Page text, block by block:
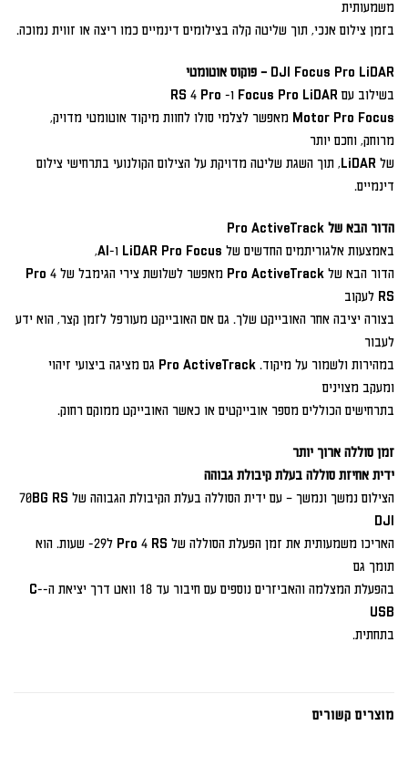
משמעותית
בזמן צילום אנכי, תוך שליטה קלה בצילומים דינמיים כמו ריצה או זווית נמוכה.
DJI Focus Pro LiDAR – פוקוס אוטומטי
בשילוב עם Focus Pro LiDAR ו- RS 4 Pro
Motor Pro Focus מאפשר לצלמי סולו לחוות מיקוד אוטומטי מדויק,
מרוחק, וחכם יותר
של LiDAR, תוך השגת שליטה מדויקת על הצילום הקולנועי בתרחישי צילום
דינמיים.
הדור הבא של Pro ActiveTrack
באמצעות אלגוריתמים החדשים של LiDAR Pro Focus ו-AI,
הדור הבא של Pro ActiveTrack מאפשר לשלושת צירי הגימבל של Pro 4
RS לעקוב
בצורה יציבה אחר האובייקט שלך. גם אם האובייקט מעורפל לזמן קצר, הוא ידע
לעבור
במהירות ולשמור על מיקוד. Pro ActiveTrack גם מציגה ביצועי זיהוי
ומעקב מצוינים
בתרחישים הכוללים מספר אובייקטים או כאשר האובייקט ממוקם רחוק.
זמן סוללה ארוך יותר
ידית אחיזת סוללה בעלת קיבולת גבוהה
הצילום נמשך ונמשך – עם ידית הסוללה בעלת הקיבולת הגבוהה של 70BG RS
DJI
האריכו משמעותית את זמן הפעלת הסוללה של Pro 4 RS ל29- שעות. הוא
תומך גם
בהפעלת המצלמה והאביזרים נוספים עם חיבור עד 18 וואט דרך יציאת ה-C-
USB
בתחתית.
מוצרים קשורים